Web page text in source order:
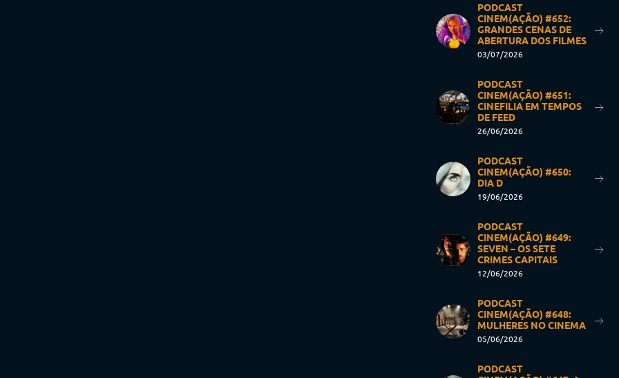
PODCAST
CINEM(AÇÃO) #652:
GRANDES CENAS DE
ABERTURA DOS FILMES
03/07/2026
PODCAST
CINEM(AÇÃO) #651:
CINEFILIA EM TEMPOS
DE FEED
26/06/2026
PODCAST
CINEM(AÇÃO) #650:
DIA D
19/06/2026
PODCAST
CINEM(AÇÃO) #649:
SEVEN – OS SETE
CRIMES CAPITAIS
12/06/2026
PODCAST
CINEM(AÇÃO) #648:
MULHERES NO CINEMA
05/06/2026
PODCAST